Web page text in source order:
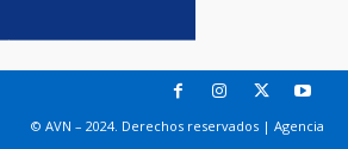
© AVN – 2024. Derechos reservados | Agencia